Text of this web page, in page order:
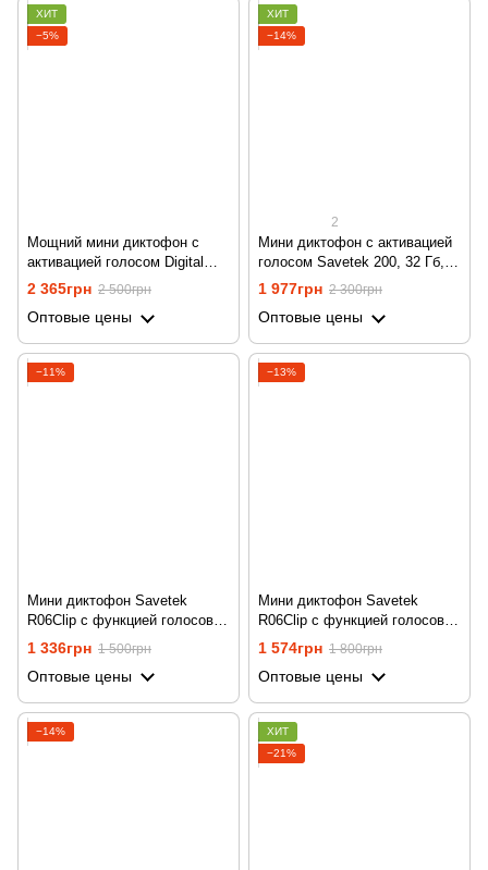
ХИТ
−5%
Мощний мини диктофон с
активацией голосом Digital
Lion RP03, с повербанком,
32gb, до 500 часов работы
2 365грн 2 500грн
Оптовые цены
ХИТ
−14%
2
Мини диктофон с активацией
голосом Savetek 200, 32 Гб,
VOX, 12 часов записи
1 977грн 2 300грн
Оптовые цены
−11%
Мини диктофон Savetek
R06Clip с функцией голосовой
активации, 8 Гб, VOX, 10
часов записи
1 336грн 1 500грн
Оптовые цены
−13%
Мини диктофон Savetek
R06Clip с функцией голосовой
активации, 16 Гб, VOX, 10
часов записи
1 574грн 1 800грн
Оптовые цены
−14%
ХИТ
−21%